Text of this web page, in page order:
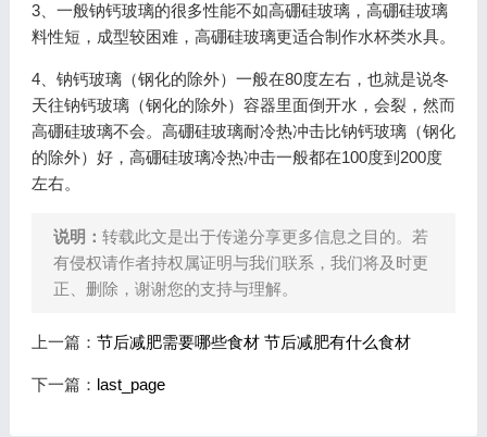
3、一般钠钙玻璃的很多性能不如高硼硅玻璃，高硼硅玻璃
料性短，成型较困难，高硼硅玻璃更适合制作水杯类水具。
4、钠钙玻璃（钢化的除外）一般在80度左右，也就是说冬
天往钠钙玻璃（钢化的除外）容器里面倒开水，会裂，然而
高硼硅玻璃不会。高硼硅玻璃耐冷热冲击比钠钙玻璃（钢化
的除外）好，高硼硅玻璃冷热冲击一般都在100度到200度
左右。
说明： 转载此文是出于传递分享更多信息之目的。若
有侵权请作者持权属证明与我们联系，我们将及时更
正、删除，谢谢您的支持与理解。
上一篇： 节后减肥需要哪些食材 节后减肥有什么食材
下一篇： last_page